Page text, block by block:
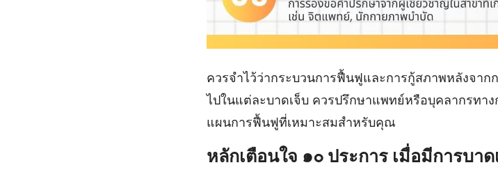
ควรจำไว้ว่ากระบวนการฟื้นฟูและการกู้สภาพหลังจาก
ไปในแต่ละบาดเจ็บ ควรปรึกษาแพทย์หรือบุคลากรทา
แผนการฟื้นฟูที่เหมาะสมสำหรับคุณ
หลักเตือนใจ ๑๐ ประการ เมื่อมีการบาด